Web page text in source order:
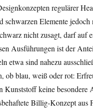
regulärer
Elemente
nicht zusagt, darf auf
Ausführungen ist der
etwa sind nahezu
ob blau, weiß oder rot:
Kunststoff keine
Billig-Konzept aus